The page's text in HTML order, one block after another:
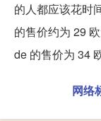
的人都应该花时
的售价约为 29
de 的售价为 34
网络